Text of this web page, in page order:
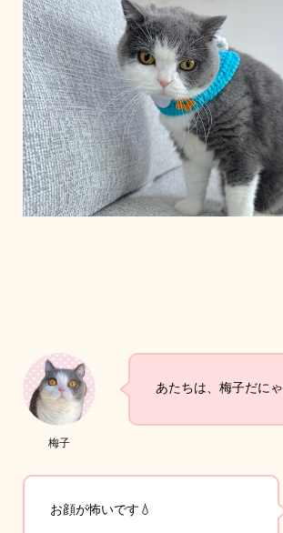
梅子
あたちは、梅子だにゃ
お顔が怖いです💧